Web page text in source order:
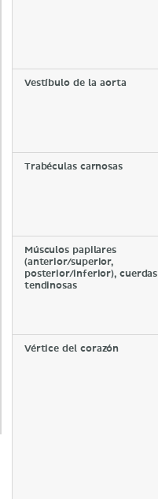
Vestíbulo de la aorta
Trabéculas carnosas
Músculos papilares
(anterior/superior,
posterior/inferior), cuerdas
tendinosas
Vértice del corazón